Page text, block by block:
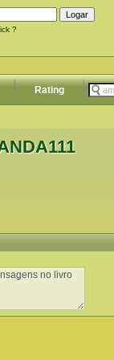
?
Rating